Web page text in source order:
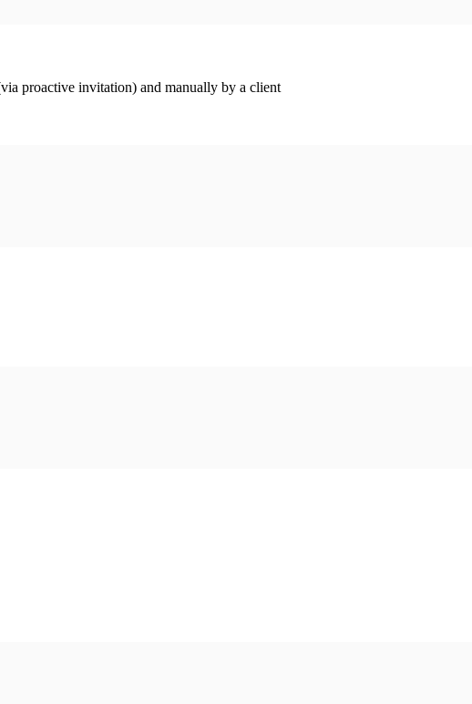
proactive invitation) and manually by a client